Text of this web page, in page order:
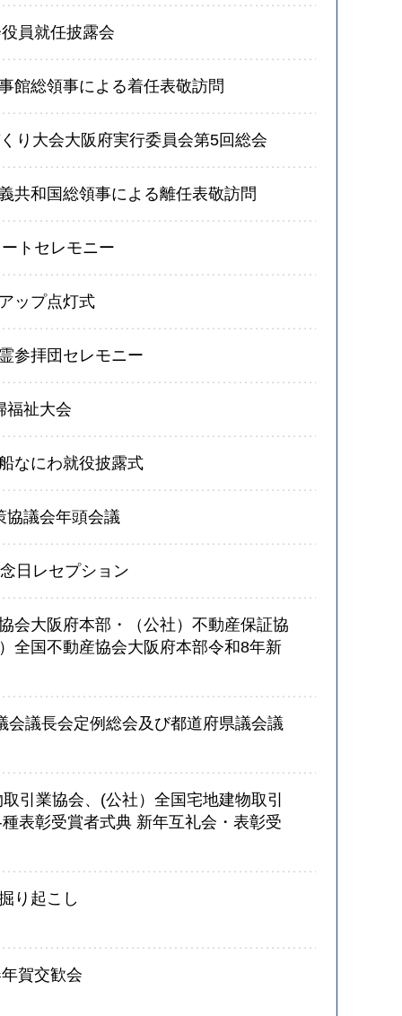
員就任披露会
館総領事による着任表敬訪問
り大会大阪府実行委員会第5回総会
共和国総領事による離任表敬訪問
トセレモニー
ップ点灯式
参拝団セレモニー
福祉大会
なにわ就役披露式
協議会年頭会議
日レセプション
会大阪府本部・（公社）不動産保証協
全国不動産協会大阪府本部令和8年新
会議長会定例総会及び都道府県議会議
引業協会、(公社）全国宅地建物取引
表彰受賞者式典 新年互礼会・表彰受
り起こし
賀交歓会